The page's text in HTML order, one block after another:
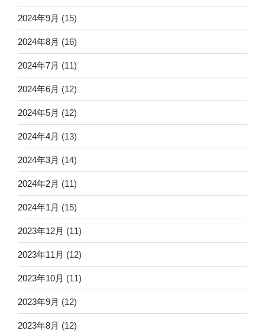
2024年9月 (15)
2024年8月 (16)
2024年7月 (11)
2024年6月 (12)
2024年5月 (12)
2024年4月 (13)
2024年3月 (14)
2024年2月 (11)
2024年1月 (15)
2023年12月 (11)
2023年11月 (12)
2023年10月 (11)
2023年9月 (12)
2023年8月 (12)